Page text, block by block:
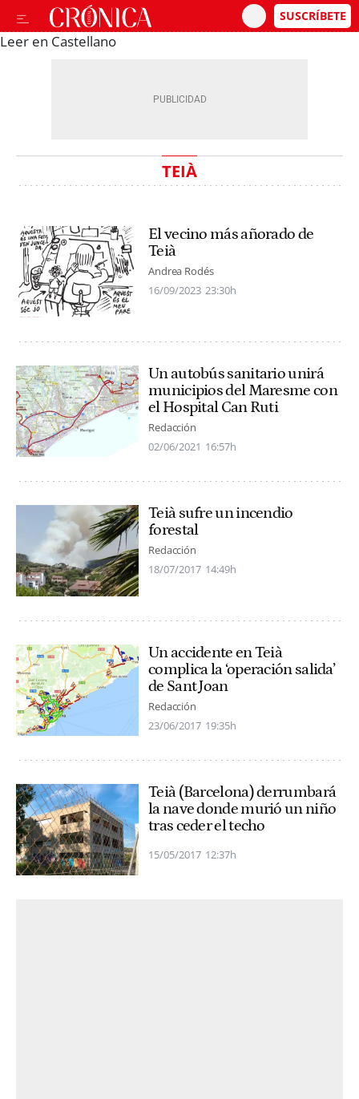
Leer en Castellano
TEIÀ
El vecino más añorado de
Teià
Andrea Rodés
16/09/2023 23:30h
Un autobús sanitario unirá
municipios del Maresme con
el Hospital Can Ruti
Redacción
02/06/2021 16:57h
Teià sufre un incendio
forestal
Redacción
18/07/2017 14:49h
Un accidente en Teià
complica la ‘operación salida’
de Sant Joan
Redacción
23/06/2017 19:35h
Teià (Barcelona) derrumbará
la nave donde murió un niño
tras ceder el techo
15/05/2017 12:37h